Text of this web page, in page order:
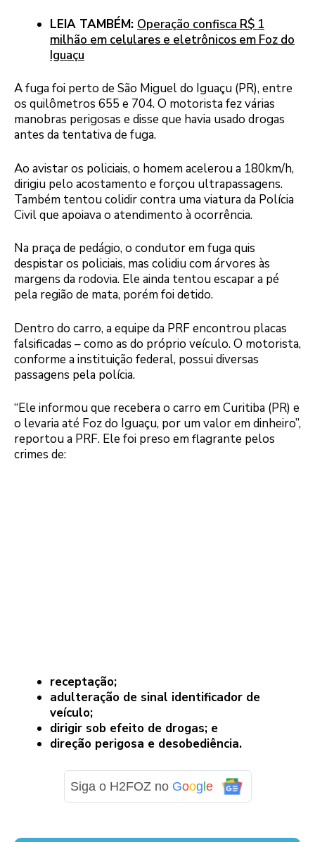
LEIA TAMBÉM: Operação confisca R$ 1
milhão em celulares e eletrônicos em Foz do
Iguaçu
A fuga foi perto de São Miguel do Iguaçu (PR), entre
os quilômetros 655 e 704. O motorista fez várias
manobras perigosas e disse que havia usado drogas
antes da tentativa de fuga.
Ao avistar os policiais, o homem acelerou a 180km/h,
dirigiu pelo acostamento e forçou ultrapassagens.
Também tentou colidir contra uma viatura da Polícia
Civil que apoiava o atendimento à ocorrência.
Na praça de pedágio, o condutor em fuga quis
despistar os policiais, mas colidiu com árvores às
margens da rodovia. Ele ainda tentou escapar a pé
pela região de mata, porém foi detido.
Dentro do carro, a equipe da PRF encontrou placas
falsificadas – como as do próprio veículo. O motorista,
conforme a instituição federal, possui diversas
passagens pela polícia.
“Ele informou que recebera o carro em Curitiba (PR) e
o levaria até Foz do Iguaçu, por um valor em dinheiro”,
reportou a PRF. Ele foi preso em flagrante pelos
crimes de:
receptação;
adulteração de sinal identificador de
veículo;
dirigir sob efeito de drogas; e
direção perigosa e desobediência.
Siga o H2FOZ no Google